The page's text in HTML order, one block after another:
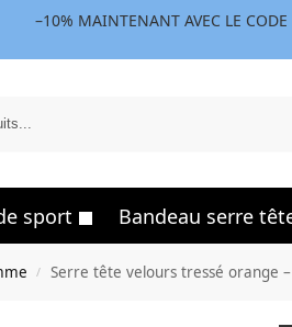
–10% MAINTENANT AVEC LE CODE
sport Bandeau serre
/ Serre tête velours tressé orange